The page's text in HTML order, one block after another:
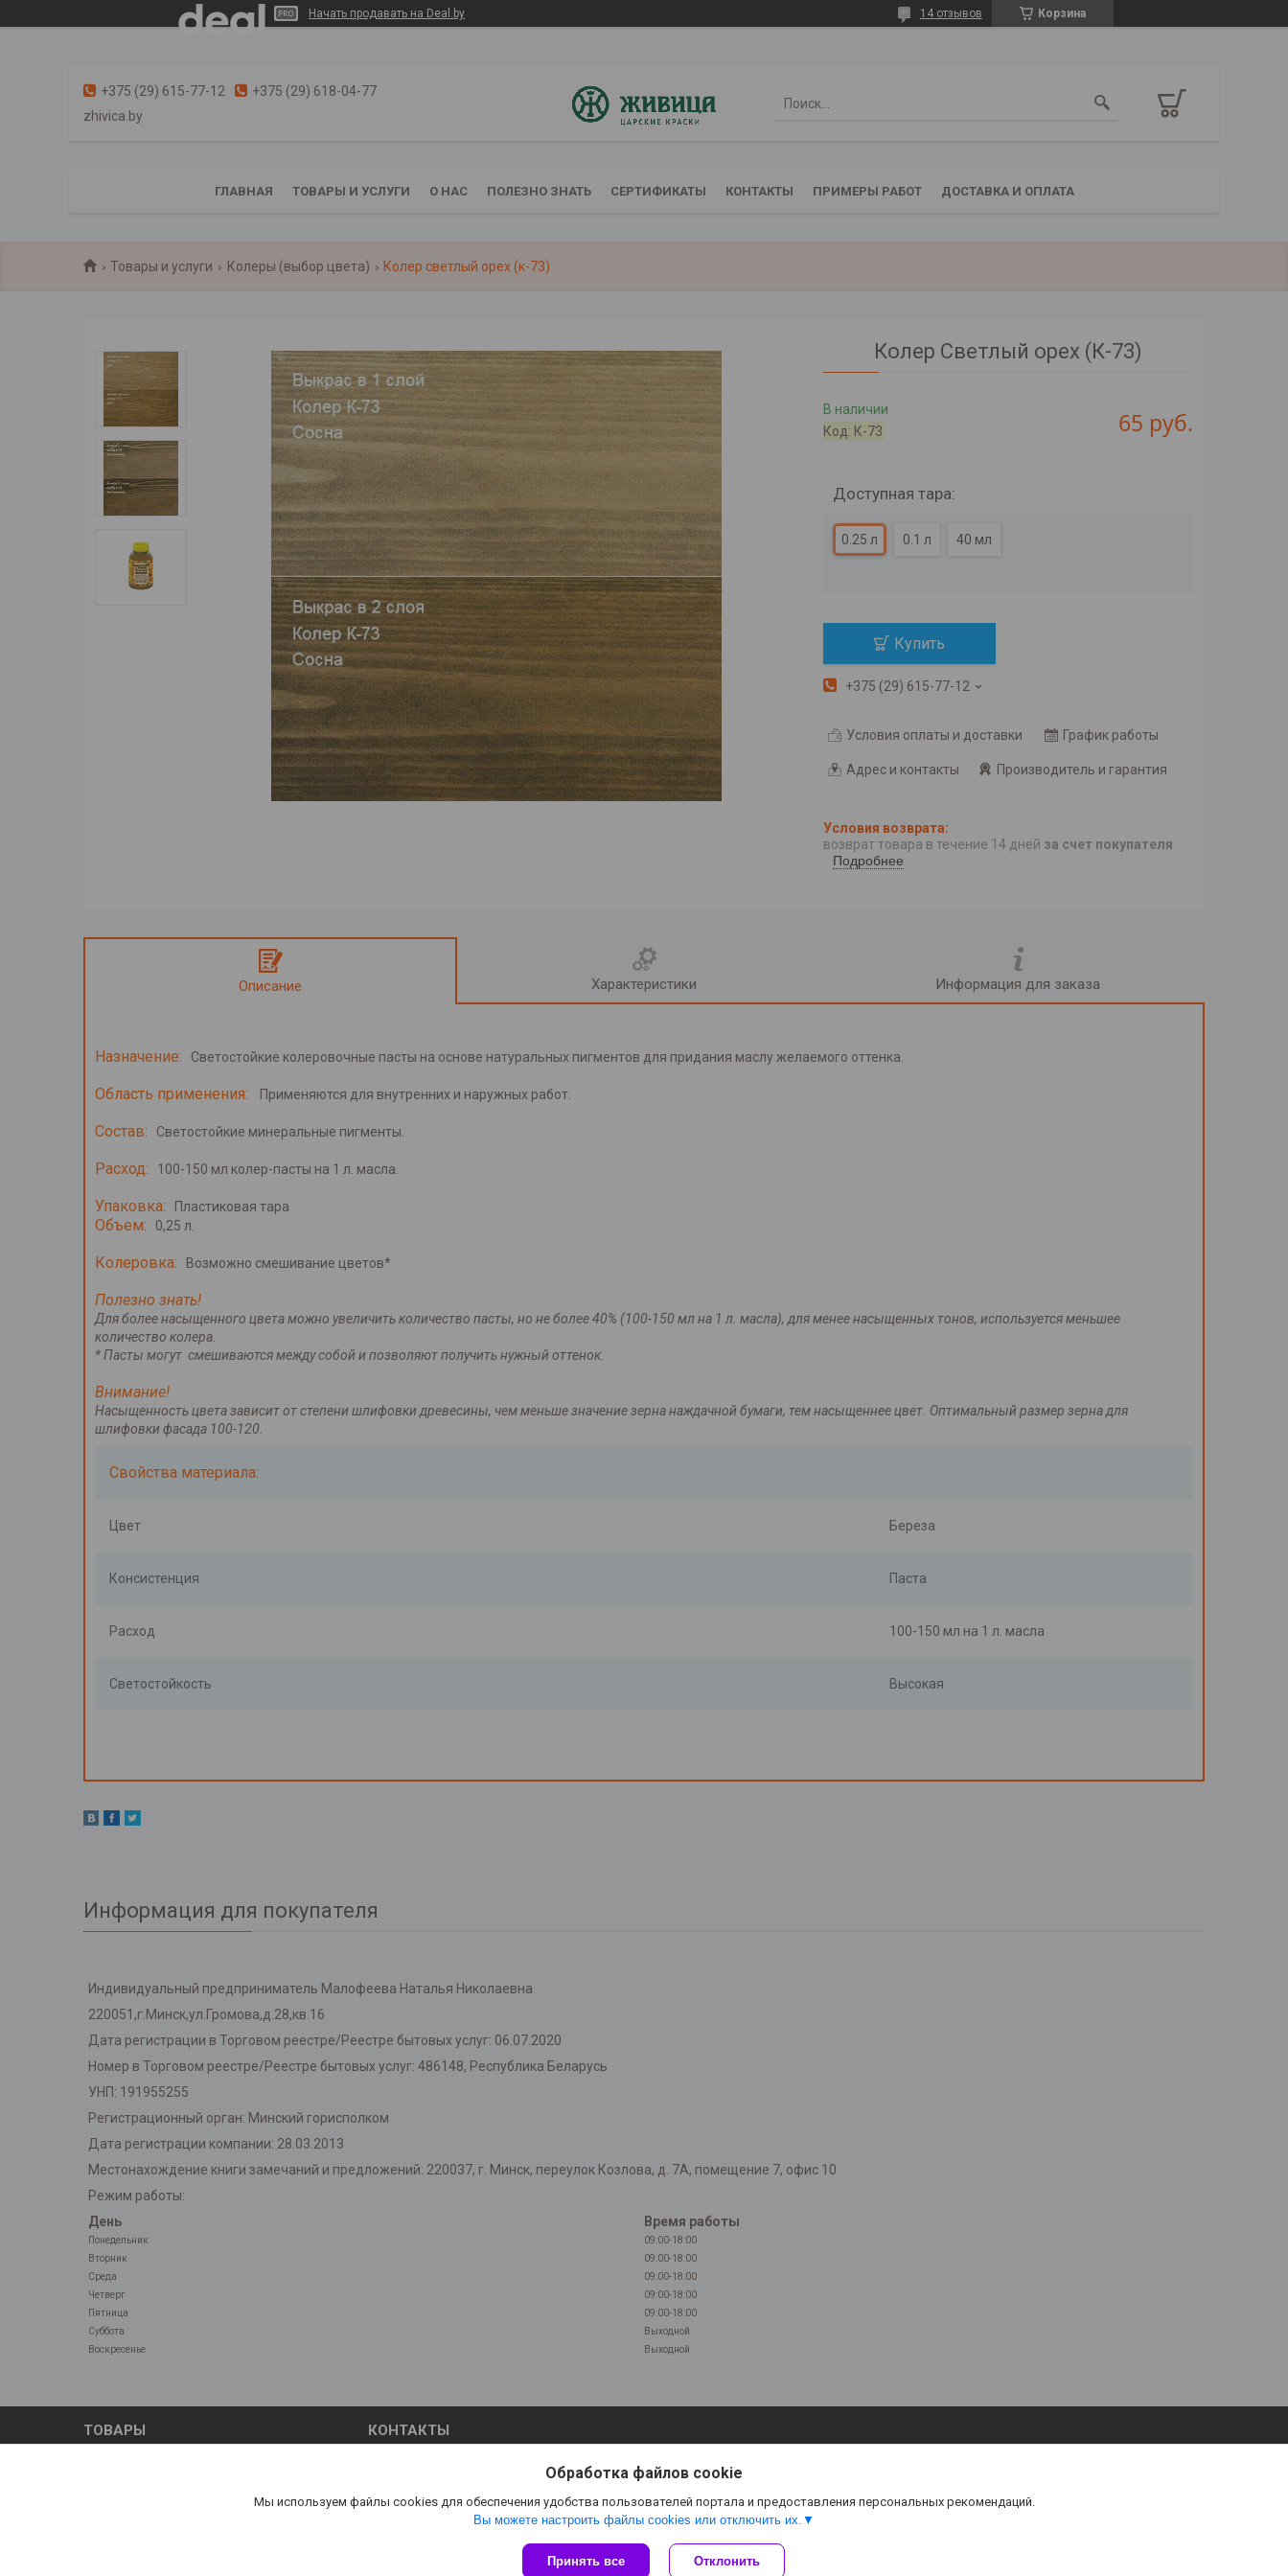
Начать продавать на Deal.by Корзина
14 отзывов
+375 (29) 615-77-12
+375 (29) 618-04-77
zhivica.by
ГЛАВНАЯ ТОВАРЫ И УСЛУГИ О НАС ПОЛЕЗНО ЗНАТЬ СЕРТИФИКАТЫ КОНТАКТЫ ПРИМЕРЫ РАБОТ ДОСТАВКА И ОПЛАТА
Товары и услуги Колеры (выбор цвета) Колер светлый орех (к-73)
Колер Светлый орех (К-73)
В наличии
Код: К-73 65 руб.
Доступная тара:
0.25 л 0.1 л 40 мл
Купить
+375 (29) 615-77-12
Условия оплаты и доставки График работы
Адрес и контакты Производитель и гарантия
возврат товара в течение 14 дней за счет покупателя
Подробнее
Описание Характеристики Информация для заказа
Назначение: Светостойкие колеровочные пасты на основе натуральных пигментов для придания маслу желаемого оттенка.
Область применения: Применяются для внутренних и наружных работ.
Состав: Светостойкие минеральные пигменты.
Расход: 100-150 мл колер-пасты на 1 л. масла.
Упаковка: Пластиковая тара
Объем: 0,25 л.
Колеровка: Возможно смешивание цветов*
Полезно знать!
Для более насыщенного цвета можно увеличить количество пасты, но не более 40% (100-150 мл на 1 л. масла), для менее насыщенных тонов, используется меньшее
количество колера.
* Пасты могут смешиваются между собой и позволяют получить нужный оттенок.
Внимание!
Насыщенность цвета зависит от степени шлифовки древесины, чем меньше значение зерна наждачной бумаги, тем насыщеннее цвет. Оптимальный размер зерна для
шлифовки фасада 100-120.
Свойства материала:
Цвет Береза
Консистенция Паста
Расход 100-150 мл на 1 л. масла
Светостойкость Высокая
Информация для покупателя
Индивидуальный предприниматель Малофеева Наталья Николаевна
220051,г.Минск,ул.Громова,д.28,кв.16
Дата регистрации в Торговом реестре/Реестре бытовых услуг: 06.07.2020
Номер в Торговом реестре/Реестре бытовых услуг: 486148, Республика Беларусь
УНП: 191955255
Регистрационный орган: Минский горисполком
Дата регистрации компании: 28.03.2013
Местонахождение книги замечаний и предложений: 220037, г. Минск, переулок Козлова, д. 7А, помещение 7, офис 10
Режим работы:
День
Время работы
Понедельник
09:00-18:00
Вторник
09:00-18:00
Среда
09:00-18:00
Четверг
09:00-18:00
Пятница
09:00-18:00
Суббота
Выходной
Воскресенье
Выходной
ТОВАРЫ КОНТАКТЫ
Сайт создан на платформе Deal.by
Обработка файлов cookie
Мы используем файлы cookies для обеспечения удобства пользователей портала и предоставления персональных рекомендаций.
Вы можете настроить файлы cookies или отключить их.
Принять все Отклонить